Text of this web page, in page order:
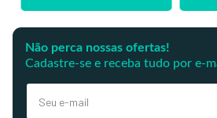
Não perca nossas ofertas!
Cadastre-se e receba tudo por e-